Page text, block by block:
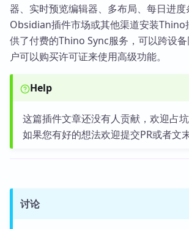
器、实时预览编辑器、多布局、每日进
Obsidian插件市场或其他渠道安装Thino
供了付费的Thino Sync服务，可以跨设
户可以购买许可证来使用高级功能。
Help
这篇插件文章还没有人贡献，欢迎占坑
如果您有好的想法欢迎提交PR或者文末
讨论